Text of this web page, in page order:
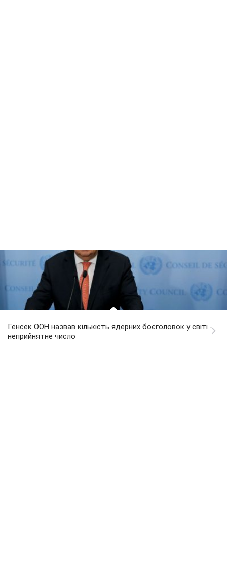
Генсек ООН назвав кількість ядерних боєголовок у світі -
неприйнятне число